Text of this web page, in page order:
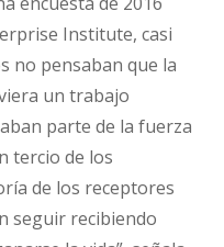
Institute, casi
no pensaban que la
un trabajo
parte de la fuerza
tercio de los
de los receptores
seguir recibiendo